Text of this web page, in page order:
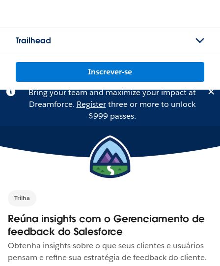
Trailhead
Inscrever-se
Bring your team and maximize your impact at
Dreamforce. Registerthree or more to unlock
$999 passes.
Trilha
Reúna insights com o Gerenciamento de
feedback do Salesforce
Obtenha insights sobre o que seus clientes e usuários
pensam e refine sua estratégia de feedback do cliente.